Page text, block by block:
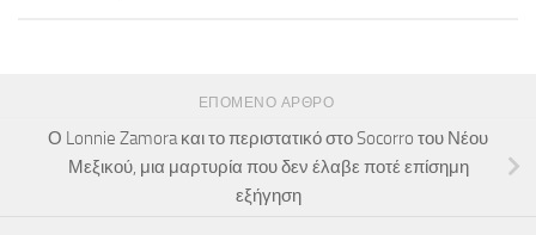
ΕΠΌΜΕΝΟ ΆΡΘΡΟ
Ο Lonnie Zamora και το περιστατικό στο Socorro του Νέου
Μεξικού, μια μαρτυρία που δεν έλαβε ποτέ επίσημη
εξήγηση